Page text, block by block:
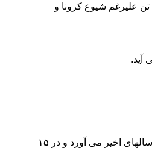
در دوم اردیبهشت ۱۴۰۰ خبر شکسته شدن رکورد تولید آهن اسفنجی توسط فولاد شادگان روی خروجی سایت شرکت فولاد خوزستان قرار می گیرد و تولید ۷۴ هزار و ۶۲۰ تن علیرغم شیوع کرونا و
آید.
در ۸ خرداد ماه و با اوج گرفتن فصل گرما در خوزستان فولاد خوزستان به فکر کاهش مصرف انرژی می افتد و کاهش مصرف نسوز در شرکت را به پایین ترین حد خود در سالهای اخیر می آورد و در ۱۵